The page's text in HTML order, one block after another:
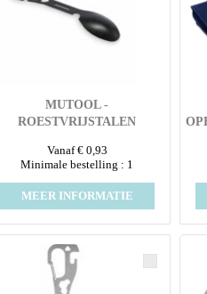
MUTOOL -
ROESTVRIJSTALEN
Vanaf € 0,93
Minimale bestelling : 1
MEER INFORMATIE